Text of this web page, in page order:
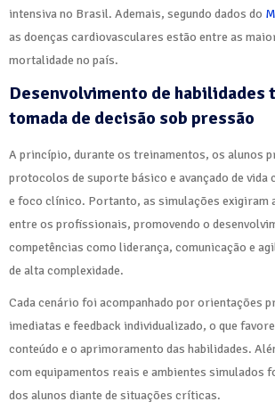
intensiva no Brasil. Ademais, segundo dados do
as doenças cardiovasculares estão entre as
mortalidade no país.
Desenvolvimento de habilidades
tomada de decisão sob pressão
A princípio, durante os treinamentos, os alunos
protocolos de suporte básico e avançado de vida
e foco clínico. Portanto, as simulações exigiram
entre os profissionais, promovendo o
competências como liderança, comunicação e
de alta complexidade.
Cada cenário foi acompanhado por orientações
imediatas e feedback individualizado, o que
conteúdo e o aprimoramento das habilidades.
com equipamentos reais e ambientes simulados
dos alunos diante de situações críticas.